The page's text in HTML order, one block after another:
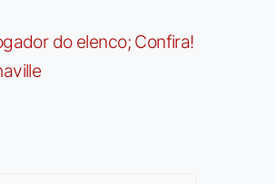
do elenco; Confira!